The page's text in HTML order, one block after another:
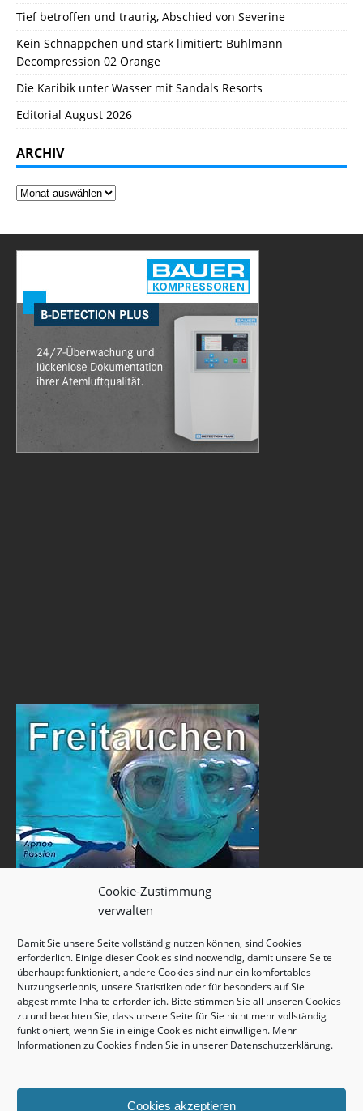
Cookie-Zustimmung
verwalten
Damit Sie unsere Seite vollständig nutzen können, sind Cookies
erforderlich. Einige dieser Cookies sind notwendig, damit unsere Seite
überhaupt funktioniert, andere Cookies sind nur ein komfortables
Nutzungserlebnis, unsere Statistiken oder für besonders auf Sie
abgestimmte Inhalte erforderlich. Bitte stimmen Sie all unseren Cookies
zu und beachten Sie, dass unsere Seite für Sie nicht mehr vollständig
funktioniert, wenn Sie in einige Cookies nicht einwilligen. Mehr
Informationen zu Cookies finden Sie in unserer Datenschutzerklärung.
Cookies akzeptieren
Tief betroffen und traurig, Abschied von Severine
Kein Schnäppchen und stark limitiert: Bühlmann
Decompression 02 Orange
Die Karibik unter Wasser mit Sandals Resorts
Editorial August 2026
ARCHIV